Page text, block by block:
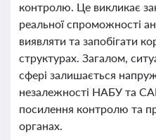
контролю. Це викликає
реальної спроможності
виявляти та запобігати
структурах. Загалом,
сфері залишається
незалежності НАБУ та
посилення контролю та
органах.